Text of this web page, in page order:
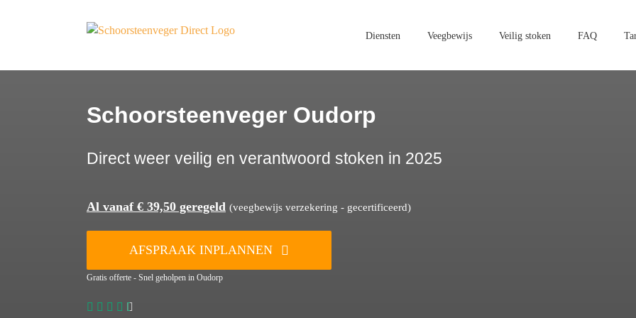
Diensten Veegbewijs Veilig stoken FAQ
Schoorsteenveger Oudorp
Direct weer veilig en verantwoord stoken in 2025
Al vanaf € 39,50 geregeld (veegbewijs verzekering - gecertificeerd)
AFSPRAAK INPLANNEN
Gratis offerte - Snel geholpen in Oudorp